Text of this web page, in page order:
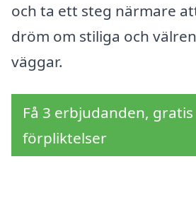
och ta ett steg närmare
dröm om stiliga och
väggar.
Få 3 erbjudanden,
förpliktelser